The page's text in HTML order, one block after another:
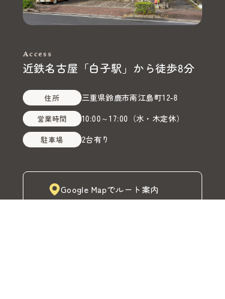
Access
近鉄名古屋「白子駅」から徒歩8分
住所 三重県鈴鹿市南江島町12-8
営業時間 10:00～17:00 （水・木定休）
駐車場 2台有り
Google Mapでルート案内